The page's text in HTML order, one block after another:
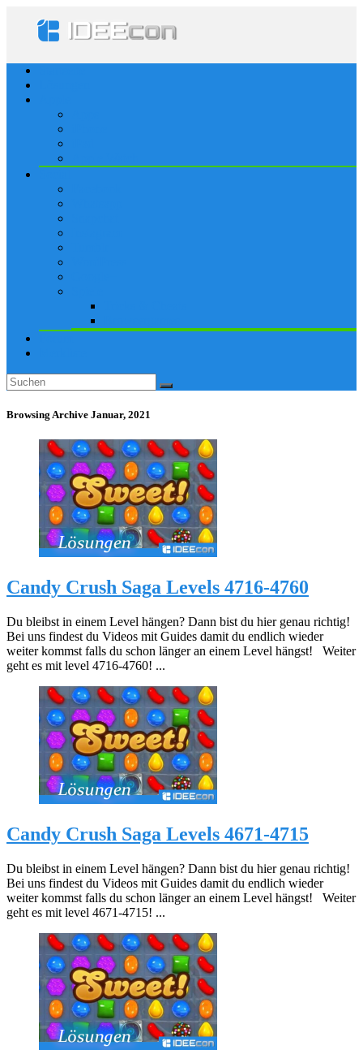
Browsing Archive Januar, 2021
Candy Crush Saga Levels 4716-4760
Du bleibst in einem Level hängen? Dann bist du hier genau richtig!
Bei uns findest du Videos mit Guides damit du endlich wieder
weiter kommst falls du schon länger an einem Level hängst! Weiter
geht es mit level 4716-4760! ...
Candy Crush Saga Levels 4671-4715
Du bleibst in einem Level hängen? Dann bist du hier genau richtig!
Bei uns findest du Videos mit Guides damit du endlich wieder
weiter kommst falls du schon länger an einem Level hängst! Weiter
geht es mit level 4671-4715! ...